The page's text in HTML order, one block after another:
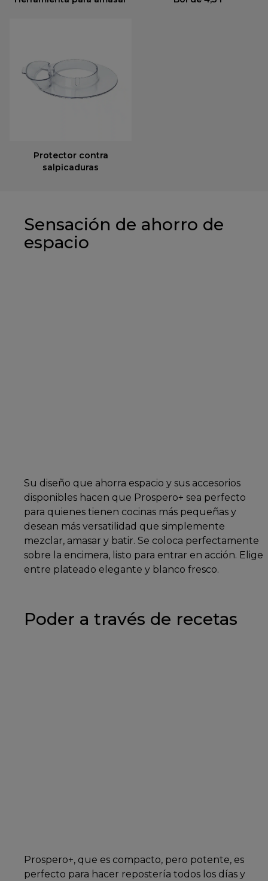
Protector contra
salpicaduras
Sensación de ahorro de
espacio
Su diseño que ahorra espacio y sus accesorios
disponibles hacen que Prospero+ sea perfecto
para quienes tienen cocinas más pequeñas y
desean más versatilidad que simplemente
mezclar, amasar y batir. Se coloca perfectamente
sobre la encimera, listo para entrar en acción. Elige
entre plateado elegante y blanco fresco.
Poder a través de recetas
Prospero+, que es compacto, pero potente, es
perfecto para hacer repostería todos los días y